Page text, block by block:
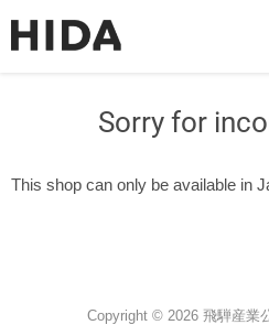
Sorry for
This shop can only be available in
Copyright © 2026 飛騨産業